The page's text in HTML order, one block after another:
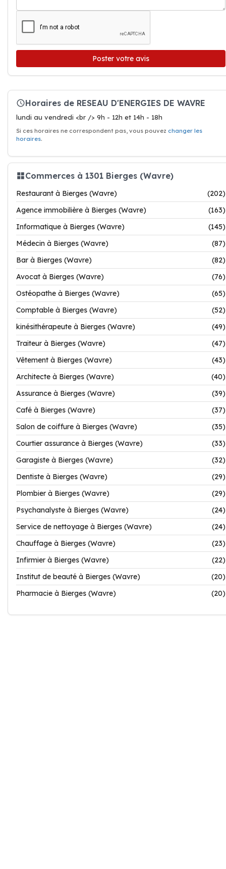
Poster votre avis
Horaires de RESEAU D'ENERGIES DE WAVRE
lundi au vendredi <br /> 9h - 12h et 14h - 18h
Si ces horaires ne correspondent pas, vous pouvez changer les
horaires.
Commerces à 1301 Bierges (Wavre)
Restaurant à Bierges (Wavre)
(202)
Agence immobilière à Bierges (Wavre)
(163)
Informatique à Bierges (Wavre)
(145)
Médecin à Bierges (Wavre)
(87)
Bar à Bierges (Wavre)
(82)
Avocat à Bierges (Wavre)
(76)
Ostéopathe à Bierges (Wavre)
(65)
Comptable à Bierges (Wavre)
(52)
kinésithérapeute à Bierges (Wavre)
(49)
Traiteur à Bierges (Wavre)
(47)
Vêtement à Bierges (Wavre)
(43)
Architecte à Bierges (Wavre)
(40)
Assurance à Bierges (Wavre)
(39)
Café à Bierges (Wavre)
(37)
Salon de coiffure à Bierges (Wavre)
(35)
Courtier assurance à Bierges (Wavre)
(33)
Garagiste à Bierges (Wavre)
(32)
Dentiste à Bierges (Wavre)
(29)
Plombier à Bierges (Wavre)
(29)
Psychanalyste à Bierges (Wavre)
(24)
Service de nettoyage à Bierges (Wavre)
(24)
Chauffage à Bierges (Wavre)
(23)
Infirmier à Bierges (Wavre)
(22)
Institut de beauté à Bierges (Wavre)
(20)
Pharmacie à Bierges (Wavre)
(20)